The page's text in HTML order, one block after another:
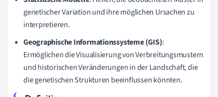
genetischer Variation und ihre möglichen Ursachen zu
interpretieren.
Geographische Informationssysteme (GIS):
Ermöglichen die Visualisierung von Verbreitungsmustern
und historischen Veränderungen in der Landschaft, die
die genetischen Strukturen beeinflussen könnten.